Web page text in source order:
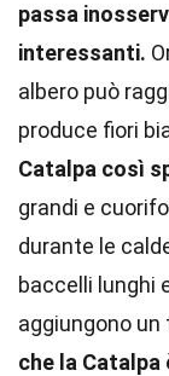
passa
interessanti.
albero può
produce fiori
Catalpa così
grandi e
durante le
baccelli lunghi
aggiungono
che la